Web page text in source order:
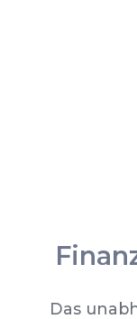
Das